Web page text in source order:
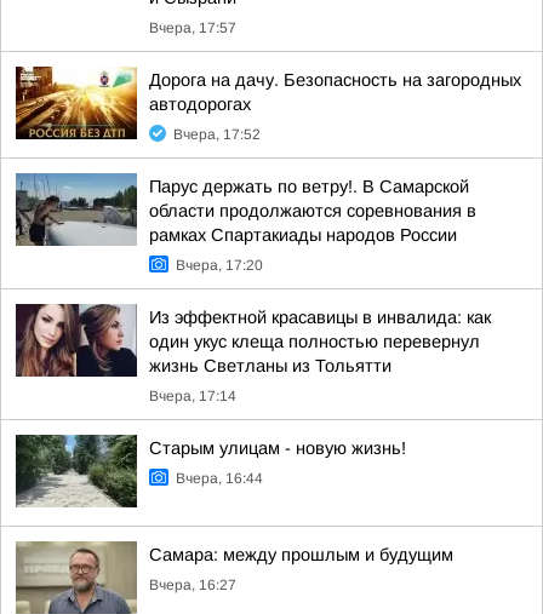
Вчера, 17:57
Дорога на дачу. Безопасность на загородных
автодорогах
Вчера, 17:52
Парус держать по ветру!. В Самарской
области продолжаются соревнования в
рамках Спартакиады народов России
Вчера, 17:20
Из эффектной красавицы в инвалида: как
один укус клеща полностью перевернул
жизнь Светланы из Тольятти
Вчера, 17:14
Старым улицам - новую жизнь!
Вчера, 16:44
Самара: между прошлым и будущим
Вчера, 16:27